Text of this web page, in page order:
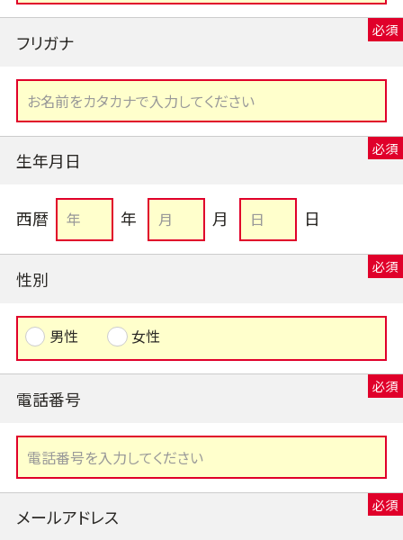
フリガナ
生年月日
西暦 年 月 日
性別
男性 女性
電話番号
メールアドレス